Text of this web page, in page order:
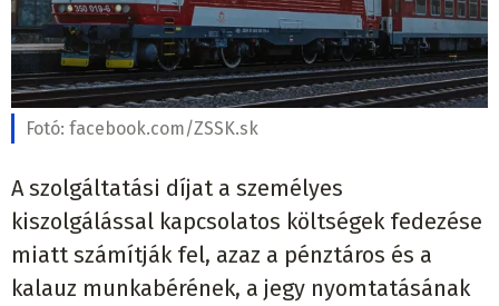
Fotó: facebook.com/ZSSK.sk
A szolgáltatási díjat a személyes
kiszolgálással kapcsolatos költségek fedezése
miatt számítják fel, azaz a pénztáros és a
kalauz munkabérének, a jegy nyomtatásának